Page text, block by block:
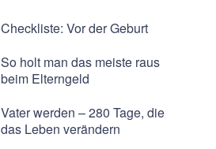
Checkliste: Vor der Geburt
So holt man das meiste raus
beim Elterngeld
Vater werden – 280 Tage, die
das Leben verändern